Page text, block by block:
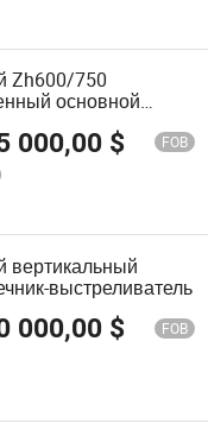
Zh600/750
основной
000,00 $ FOB
вертикальный
выстреливатель
000,00 $ FOB